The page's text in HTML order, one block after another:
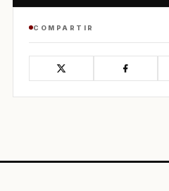
COMPARTIR